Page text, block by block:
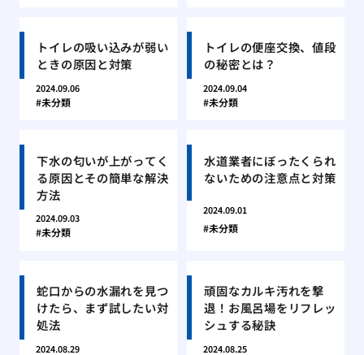
トイレの吸い込みが弱い
ときの原因と対策
2024.09.06
未分類
トイレの便座交換、値段
の秘密とは？
2024.09.04
未分類
下水の匂いが上がってく
る原因とその簡単な解決
方法
2024.09.03
未分類
水道業者にぼったくられ
ないための注意点と対策
2024.09.01
未分類
蛇口からの水漏れを見つ
けたら、まず試したい対
処法
2024.08.29
頑固なカルキ汚れを撃
退！お風呂場をリフレッ
シュする秘訣
2024.08.25